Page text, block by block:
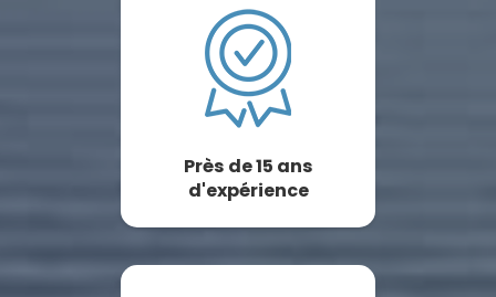
Près de 15 ans
d'expérience